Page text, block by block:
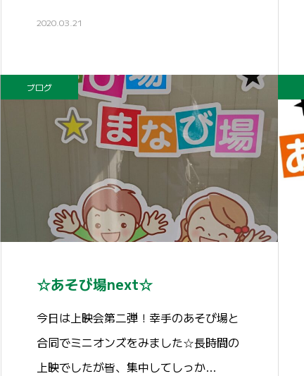
2020.03.21
ブログ
☆あそび場next☆
今日は上映会第二弾！幸手のあそび場と
合同でミニオンズをみました☆長時間の
上映でしたが皆、集中してしっか…